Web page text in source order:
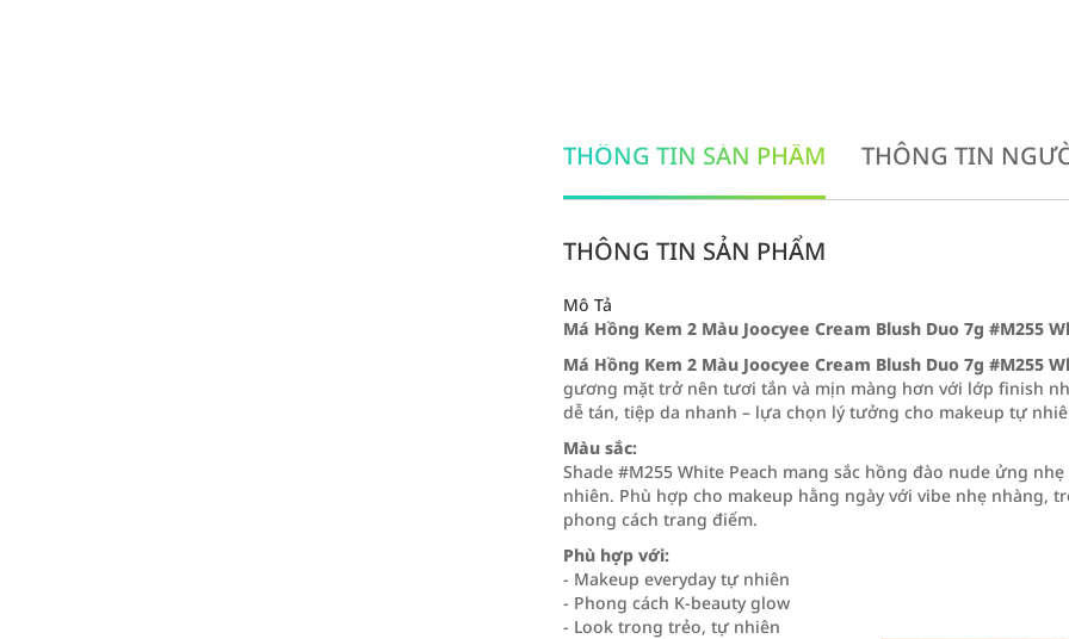
THÔNG TIN SẢN PHẨM THÔNG TIN
THÔNG TIN SẢN PHẨM
Mô Tả
Má Hồng Kem 2 Màu Joocyee Cream Blush Duo 7g #M255
Má Hồng Kem 2 Màu Joocyee Cream Blush Duo 7g #M255
gương mặt trở nên tươi tắn và mịn màng hơn với lớp finish
dễ tán, tiệp da nhanh – lựa chọn lý tưởng cho makeup tự
Màu sắc:
Shade #M255 White Peach mang sắc hồng đào nude ửng
nhiên. Phù hợp cho makeup hằng ngày với vibe nhẹ nhàng,
phong cách trang điểm.
Phù hợp với:
- Makeup everyday tự nhiên
- Phong cách K-beauty glow
- Look trong trẻo, tự nhiên